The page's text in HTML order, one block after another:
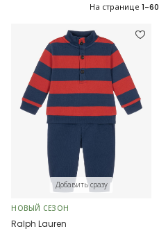
На странице 1-60
Добавить сразу
НОВЫЙ СЕЗОН
Ralph Lauren